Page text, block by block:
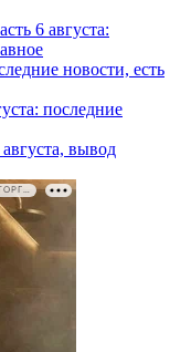
6 августа:
новости, есть
последние
вывод
РЕКЛАМА • ООО СТРОИТЕЛЬНЫЙ ТОРГОВЫЙ ДОМ «ПЕТРОВИЧ». ИНН: 7802348846